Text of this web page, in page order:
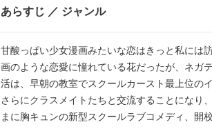
あらすじ ／ ジャンル
甘酸っぱい少女漫画みたいな恋はきっと私に
画のような恋愛に憧れている花だったが、ネガ
活は、早朝の教室でスクールカースト最上位の
さらにクラスメイトたちと交流することにな
まに胸キュンの新型スクールラブコメディ、開校